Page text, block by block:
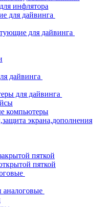
инфлятора
для дайвинга
для дайвинга
дайвинга
для дайвинга
компьютеры
экрана,дополнения
пяткой
пяткой